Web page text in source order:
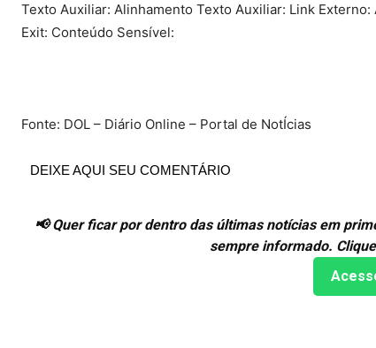
Texto Auxiliar: Alinhamento Texto Auxiliar: Link
Exit: Conteúdo Sensível:
Fonte: DOL – Diário Online – Portal de NotÍcias
DEIXE AQUI SEU COMENTÁRIO
📢 Quer ficar por dentro das últimas notícias em
sempre informado.